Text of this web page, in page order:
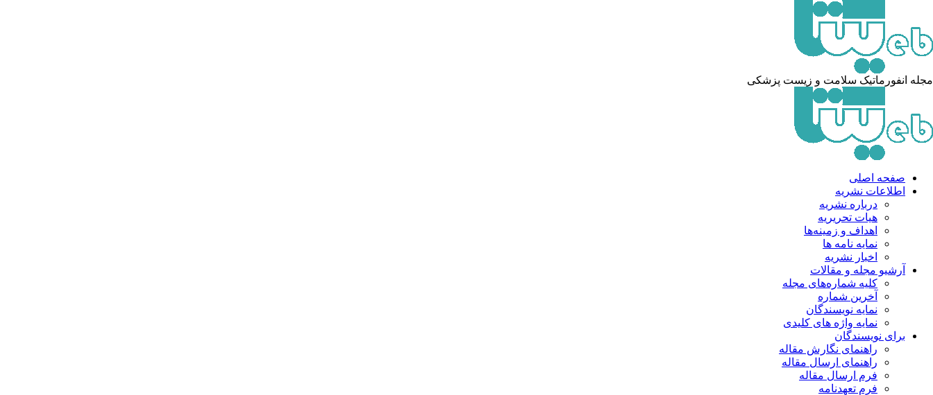
مجله انفورماتیک سلامت و زیست پزشکی
صفحه اصلی
اطلاعات نشریه
درباره نشریه
هیات تحریریه
اهداف و زمینه‌ها
نمایه نامه ها
اخبار نشریه
آرشیو مجله و مقالات
کلیه شماره‌های مجله
آخرین شماره
نمایه نویسندگان
نمایه واژه های کلیدی
برای نویسندگان
راهنمای نگارش مقاله
راهنمای ارسال مقاله
فرم ارسال مقاله
فرم تعهدنامه